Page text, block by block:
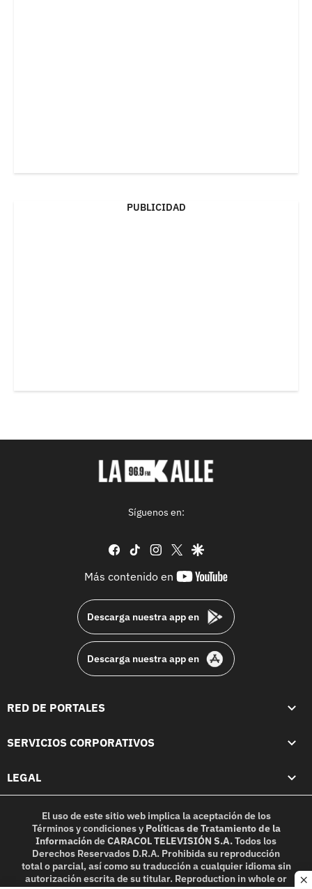
PUBLICIDAD
Síguenos en:
facebook
tiktok instagram
twittergoogle
Más contenido en
youtube-
Descarga nuestra app en
Descarga nuestra app en
RED DE PORTALES
SERVICIOS CORPORATIVOS
LEGAL
El uso de este sitio web implica la aceptación de los
Términos y condicionesy Políticas de Tratamiento de la
InformacióndeCARACOL TELEVISIÓN S.A.Todos los
Derechos Reservados D.R.A. Prohibida su reproducción
total o parcial, así como su traducción a cualquier idioma sin
autorización escrita de su titular. Reproduction in whole or